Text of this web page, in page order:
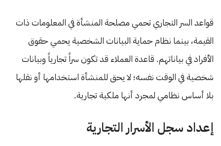
قواعد السر التجاري تحمي مصلحة المنشأة في المعلومات ذات
القيمة، بينما نظام حماية البيانات الشخصية يحمي حقوق
الأفراد في بياناتهم. قاعدة العملاء قد تكون سراً تجارياً وبيانات
شخصية في الوقت نفسه؛ لا يحق للمنشأة استخدامها أو نقلها
بلا أساس نظامي لمجرد أنها ملكية تجارية.
إعداد سجل الأسرار التجارية